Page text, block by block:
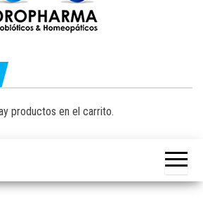
y Natural
Natural|
Guayaquil –
productos en el carrito.